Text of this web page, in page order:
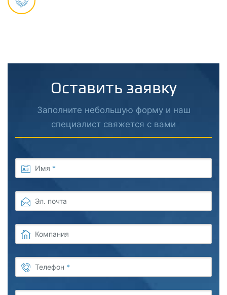
Оставить заявку
Заполните небольшую форму и наш
специалист свяжется с вами
Имя *
Эл. почта
Компания
Телефон *